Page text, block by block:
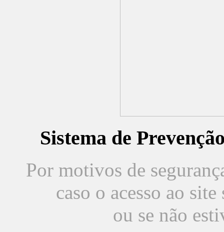
Sistema de
Por motivos de
caso o acesso ao
ou se não